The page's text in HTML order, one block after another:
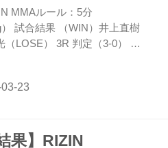
の四つ組...
MMAルール：5分
試合結果 （WIN）井上直樹
（LOSE） 3R 判定（3-0） 入
佐藤が右ストレートを伸ばし
上はしかしローで探ってい
ートで佐藤の前進をけん制。
果】RIZIN